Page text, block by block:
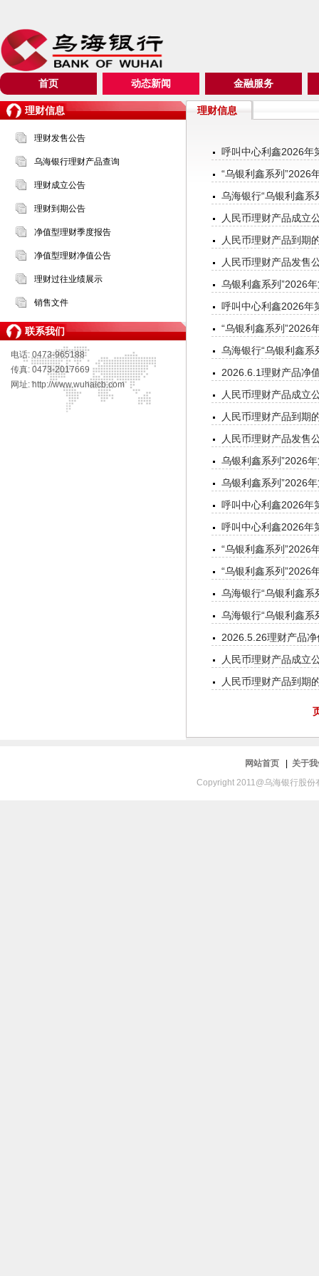
首页 动态新闻 金融服务
理财信息
理财发售公告
乌海银行理财产品查询
理财成立公告
理财到期公告
净值型理财季度报告
净值型理财净值公告
理财过往业绩展示
销售文件
联系我们
电话: 0473-965188
传真: 0473-2017669
网址: http://www.wuhaicb.com
理财信息
呼叫中心利鑫2026年
“乌银利鑫系列”2026
乌海银行“乌银利鑫
人民币理财产品成立
人民币理财产品到期
人民币理财产品发售
乌银利鑫系列”2026
呼叫中心利鑫2026年
“乌银利鑫系列”2026
乌海银行“乌银利鑫
2026.6.1理财产品净
人民币理财产品成立
人民币理财产品到期
人民币理财产品发售
乌银利鑫系列”2026
乌银利鑫系列”2026
呼叫中心利鑫2026年
呼叫中心利鑫2026年
“乌银利鑫系列”2026
“乌银利鑫系列”2026
乌海银行“乌银利鑫
乌海银行“乌银利鑫
2026.5.26理财产品
人民币理财产品成立
人民币理财产品到期
网站首页
关于
Copyright 2011@乌海银行股